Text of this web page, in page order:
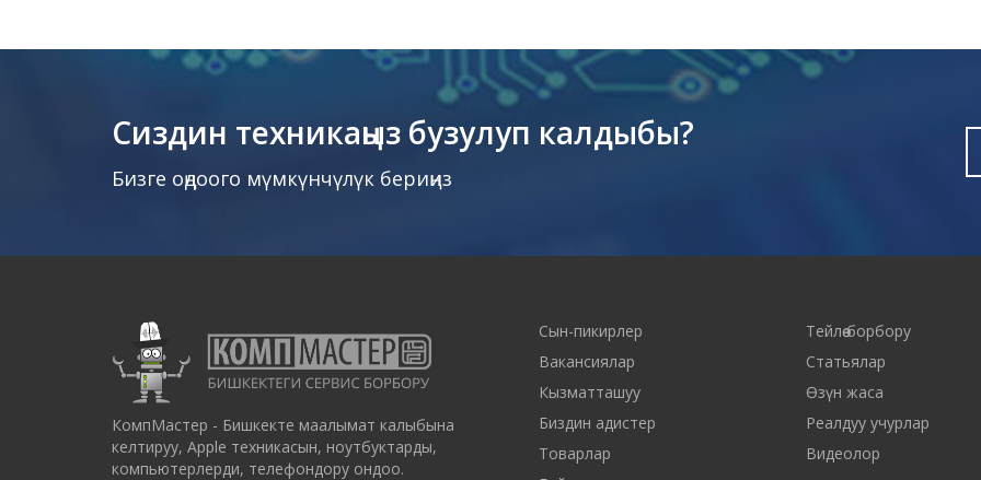
Сиздин техникаңыз бузулуп калдыбы?
Бизге оңдоого мүмкүнчүлүк бериңиз
КомпМастер - Бишкекте маалымат калыбына
келтируу, Apple техникасын, ноутбуктарды,
компьютерлерди, телефондору ондоо.
Сын-пикирлер
Вакансиялар
Кызматташуу
Биздин адистер
Товарлар
Тейлөө борбору
Статьялар
Өзүн жаса
Реалдуу учурлар
Видеолор